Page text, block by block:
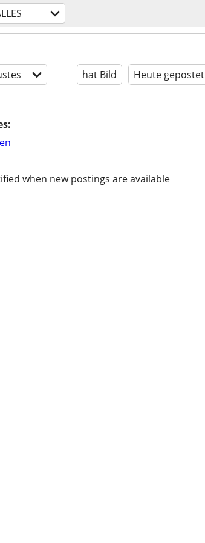
hat Bild Heute gepostet
when new postings are available